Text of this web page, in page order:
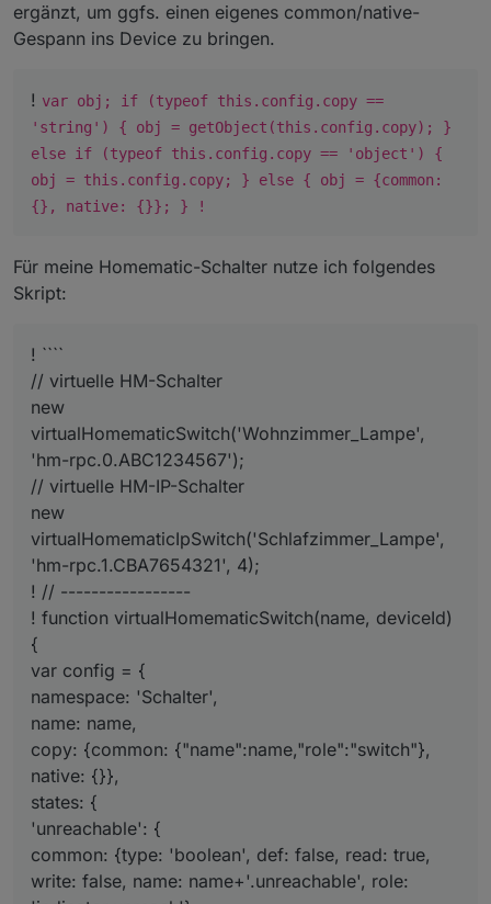
ergänzt, um ggfs. einen eigenes common/native-
Gespann ins Device zu bringen.
! var obj; if (typeof this.config.copy ==
'string') { obj = getObject(this.config.copy); }
else if (typeof this.config.copy == 'object') {
obj = this.config.copy; } else { obj = {common:
{}, native: {}}; } !
Für meine Homematic-Schalter nutze ich folgendes
Skript:
! ````
// virtuelle HM-Schalter
new
virtualHomematicSwitch('Wohnzimmer_Lampe',
'hm-rpc.0.ABC1234567');
// virtuelle HM-IP-Schalter
new
virtualHomematicIpSwitch('Schlafzimmer_Lampe',
'hm-rpc.1.CBA7654321', 4);
! // -----------------
! function virtualHomematicSwitch(name, deviceId)
{
var config = {
namespace: 'Schalter',
name: name,
copy: {common: {"name":name,"role":"switch"},
native: {}},
states: {
'unreachable': {
common: {type: 'boolean', def: false, read: true,
write: false, name: name+'.unreachable', role: